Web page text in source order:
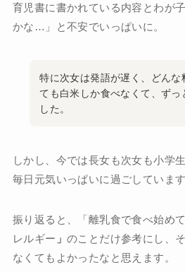
育児書に書かれている内容とわが
かな…」と不安でいっぱいに。
特に次女は発語が遅く、どんな
ても白米しか食べなくて、ずっ
した。
しかし、今では長女も次女も小学
毎日元気いっぱいに過ごしています
振り返ると、「離乳食で食べ始め
レルギー 」 のことだけ参考にし、
なくてもよかったなと思えます。